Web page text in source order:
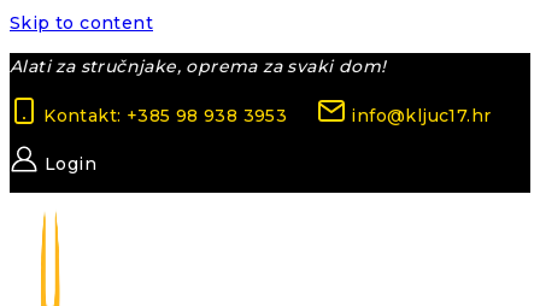
Skip to content
Alati za stručnjake, oprema za svaki dom!
Kontakt: +385 98 938 3953 info@kljuc17.hr
Login